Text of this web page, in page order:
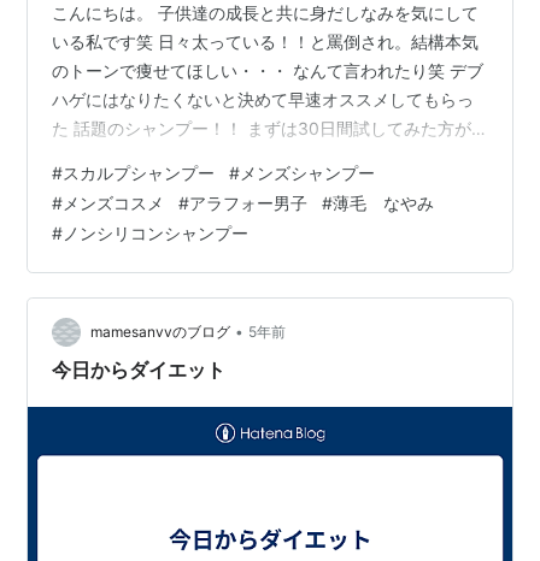
こんにちは。 子供達の成長と共に身だしなみを気にして
いる私です笑 日々太っている！！と罵倒され。結構本気
のトーンで痩せてほしい・・・ なんて言われたり笑 デブ
ハゲにはなりたくないと決めて早速オススメしてもらっ
た 話題のシャンプー！！ まずは30日間試してみた方が
57%OFFで購入できるので、アラフォー男子のみなさん
是非一緒に頭皮守っていきましょう！！ リンク貼り付け
ておきますね⬇︎ <a href="https://px.a8.net/svt/ejp?
a8mat=3HP8GV+FJ23CY+2VO8+1ZGVGI"
rel="nofollow">…
#スカルプシャンプー # メンズシャンプー
# メンズコスメ #アラフォー男子 #薄毛 なやみ
# ノンシリコンシャンプー
mamesanvvのブログ • 5年前
今日からダイエット